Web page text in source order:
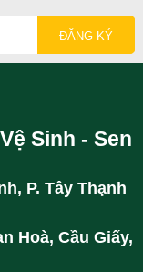
Sinh - Sen
P. Tây Thạnh
Hoà, Cầu Giấy,